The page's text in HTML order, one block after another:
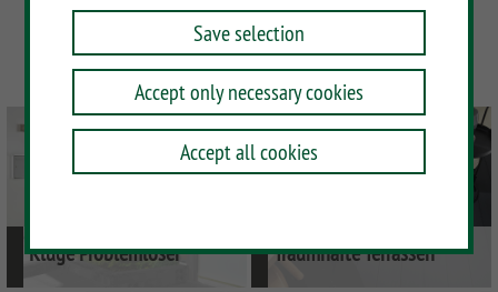
Save selection
Accept only necessary cookies
Accept all cookies
Kluge Problemlöser
Traumhafte Terrassen